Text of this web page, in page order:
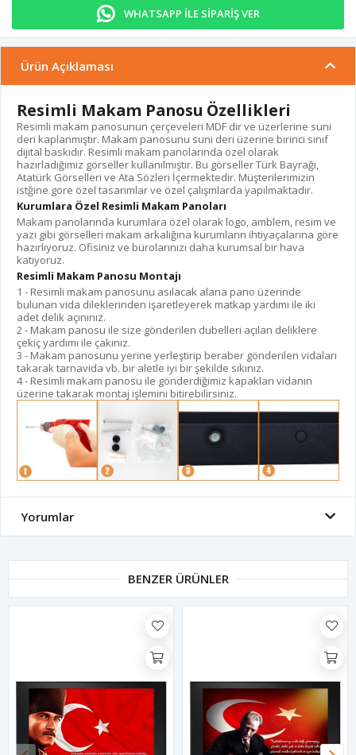
WHATSAPP İLE SİPARİŞ VER
Ürün Açıklaması
Resimli Makam Panosu Özellikleri
Resimli makam panosunun çerçeveleri MDF dir ve üzerlerine suni
deri kaplanmıştır. Makam panosunu suni deri üzerine birinci sınıf
dijital baskıdır. Resimli makam panolarında özel olarak
hazırladığımız görseller kullanılmıştır. Bu görseller Türk Bayrağı,
Atatürk Görselleri ve Ata Sözleri İçermektedir. Müşterilerimizin
istğine göre özel tasarımlar ve özel çalışmlarda yapılmaktadır.
Kurumlara Özel Resimli Makam Panoları
Makam panolarında kurumlara özel olarak logo, amblem, resim ve
yazı gibi görselleri makam arkalığına kurumların ihtiyaçalarına göre
hazırlıyoruz. Ofisiniz ve bürolarınızı daha kurumsal bir hava
katıyoruz.
Resimli Makam Panosu Montajı
1 - Resimli makam panosunu asılacak alana pano üzerinde
bulunan vida dileklerinden işaretleyerek matkap yardımı ile iki
adet delik açınınız.
2 - Makam panosu ile size gönderilen dubelleri açılan deliklere
çekiç yardımı ile çakınız.
3 - Makam panosunu yerine yerleştirip beraber gönderilen vidaları
takarak tarnavida vb. bir aletle iyi bir şekilde sıkınız.
4 - Resimli makam panosu ile gönderdiğimiz kapakları vidanın
üzerine takarak montaj işlemini bitirebilirsiniz.
Yorumlar
BENZER ÜRÜNLER